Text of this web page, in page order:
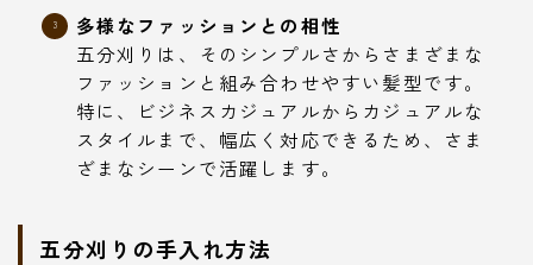
多様なファッションとの相性
五分刈りは、そのシンプルさからさまざまな
ファッションと組み合わせやすい髪型です。
特に、ビジネスカジュアルからカジュアルな
スタイルまで、幅広く対応できるため、さま
ざまなシーンで活躍します。
五分刈りの手入れ方法